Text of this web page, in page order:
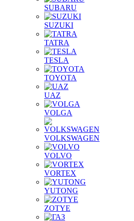
SUBARU
SUZUKI
TATRA
TESLA
TOYOTA
UAZ
VOLGA
VOLKSWAGEN
VOLVO
VORTEX
YUTONG
ZOTYE